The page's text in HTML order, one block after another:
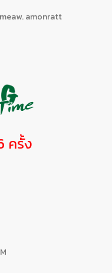
amonratt
ครั้ง